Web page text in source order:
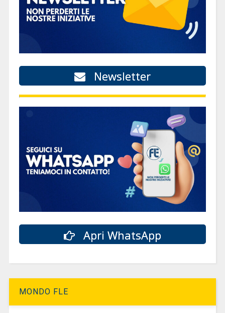
Newsletter
Apri WhatsApp
MONDO FLE